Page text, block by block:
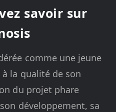
savoir sur
comme une jeune
la qualité de son
du projet phare
développement, sa